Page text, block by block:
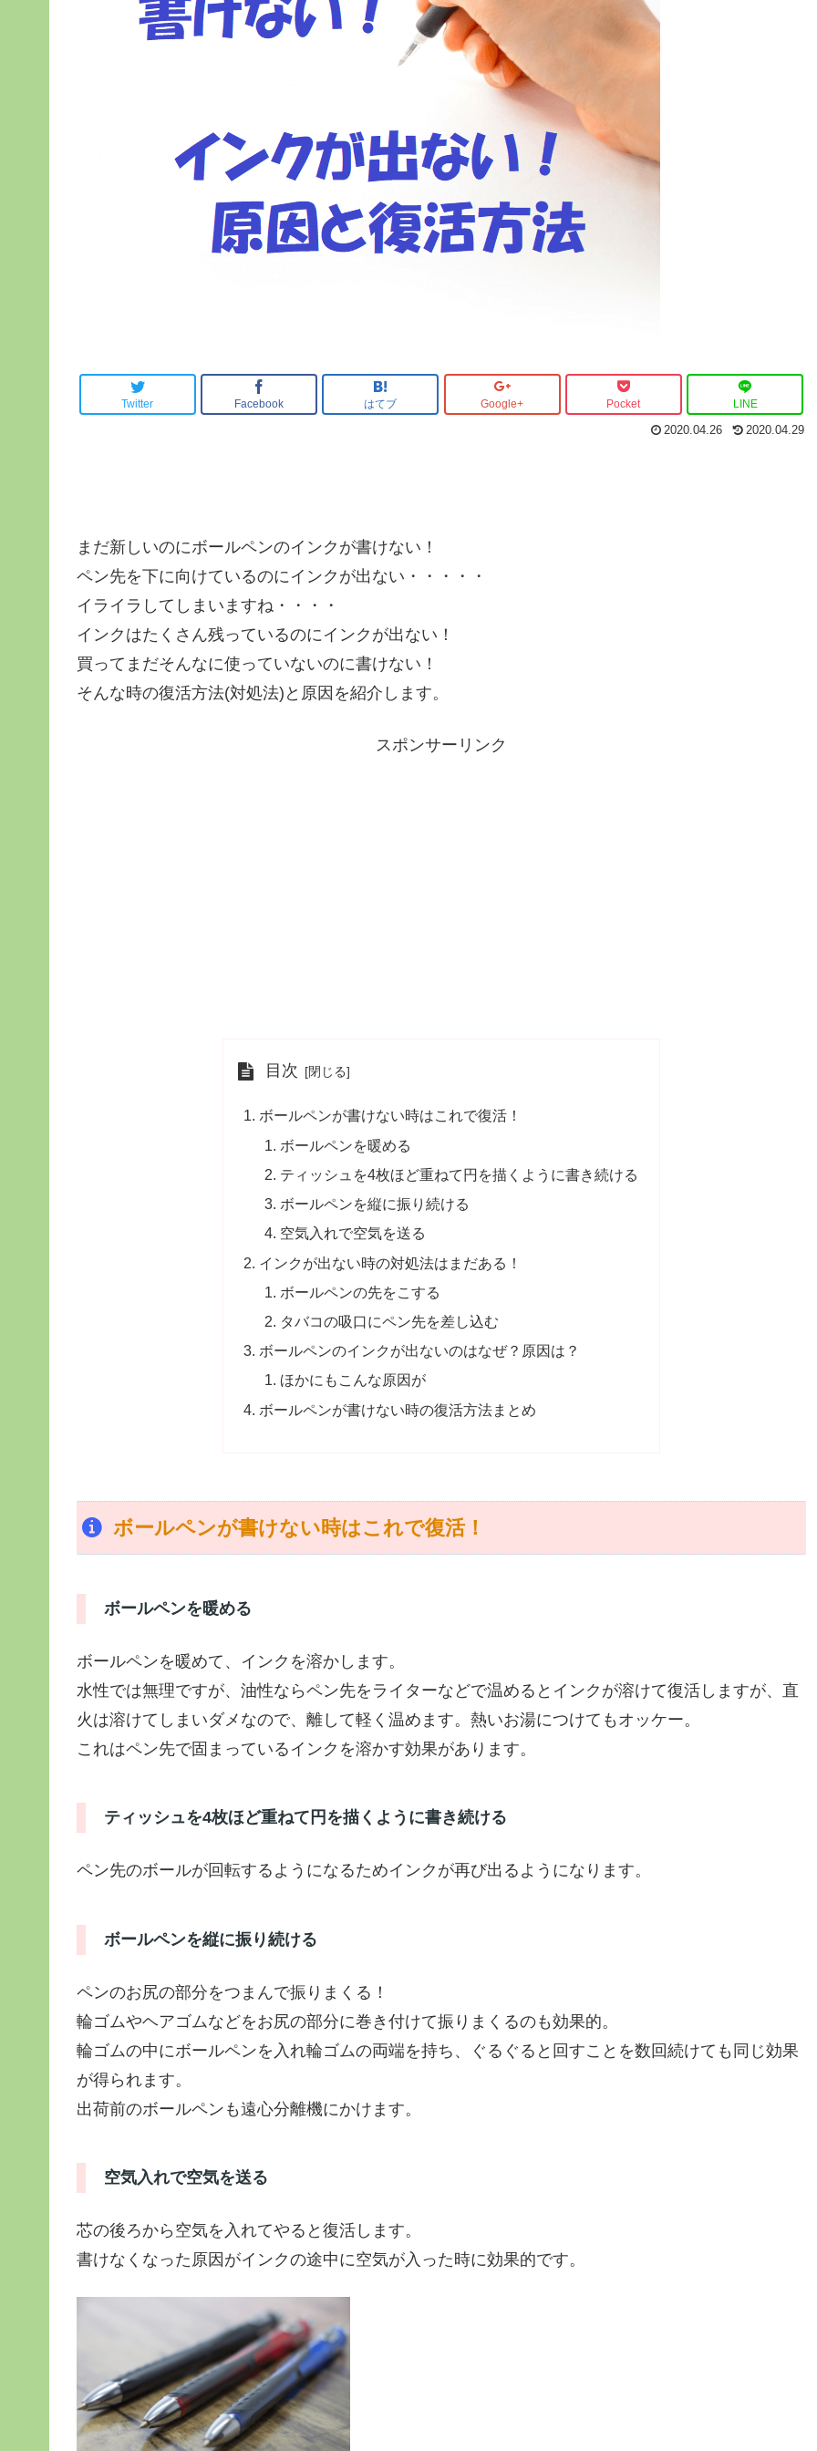
Twitter Facebook はてブ Google+ Pocket LINE
2020.04.26 2020.04.29
まだ新しいのにボールペンのインクが書けない！
ペン先を下に向けているのにインクが出ない・・・・・
イライラしてしまいますね・・・・
インクはたくさん残っているのにインクが出ない！
買ってまだそんなに使っていないのに書けない！
そんな時の復活方法(対処法)と原因を紹介します。
スポンサーリンク
目次
ボールペンが書けない時はこれで復活！
ボールペンを暖める
ティッシュを4枚ほど重ねて円を描くように書き続ける
ボールペンを縦に振り続ける
空気入れで空気を送る
インクが出ない時の対処法はまだある！
ボールペンの先をこする
タバコの吸口にペン先を差し込む
ボールペンのインクが出ないのはなぜ？原因は？
ほかにもこんな原因が
ボールペンが書けない時の復活方法まとめ
ボールペンが書けない時はこれで復活！
ボールペンを暖める
ボールペンを暖めて、インクを溶かします。
水性では無理ですが、油性ならペン先をライターなどで温めるとインクが溶けて復活しますが、直
火は溶けてしまいダメなので、離して軽く温めます。熱いお湯につけてもオッケー。
これはペン先で固まっているインクを溶かす効果があります。
ティッシュを4枚ほど重ねて円を描くように書き続ける
ペン先のボールが回転するようになるためインクが再び出るようになります。
ボールペンを縦に振り続ける
ペンのお尻の部分をつまんで振りまくる！
輪ゴムやヘアゴムなどをお尻の部分に巻き付けて振りまくるのも効果的。
輪ゴムの中にボールペンを入れ輪ゴムの両端を持ち、ぐるぐると回すことを数回続けても同じ効果
が得られます。
出荷前のボールペンも遠心分離機にかけます。
空気入れで空気を送る
芯の後ろから空気を入れてやると復活します。
書けなくなった原因がインクの途中に空気が入った時に効果的です。